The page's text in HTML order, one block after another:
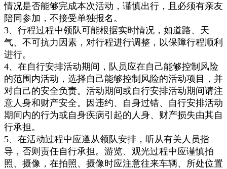
情况是否能够完成本次活动，谨慎出行，且必须有亲友
陪同参加，不接受单独报名。
3、行程过程中领队可能根据实时情况，如道路、天
气、不可抗力因素，对行程进行调整，以保障行程顺利
进行。
4、在自行安排活动期间，队员应在自己能够控制风险
的范围内活动，选择自己能够控制风险的活动项目，并
对自己的安全负责。活动期间或自行安排活动期间请注
意人身和财产安全。因违约、自身过错、自行安排活动
期间内的行为或自身疾病引起的人身、财产损失由其自
行承担。
5、在活动过程中应遵从领队安排，听从有关人员指
导，否则责任自行承担。游览、观光过程中应谨慎拍
照、摄像，在拍照、摄像时应注意往来车辆、所处位置